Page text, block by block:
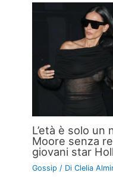
L’età è solo un
Moore senza
giovani star
Gossip / DiClelia